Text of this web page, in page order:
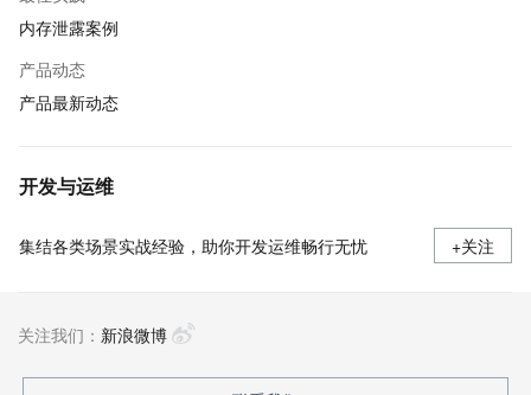
内存泄露案例
产品动态
产品最新动态
开发与运维
集结各类场景实战经验，助你开发运维畅行无忧 +关注
关注我们： 新浪微博